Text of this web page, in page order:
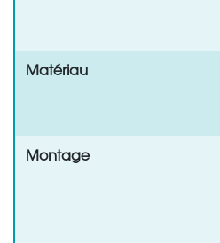
Matériau
Montage